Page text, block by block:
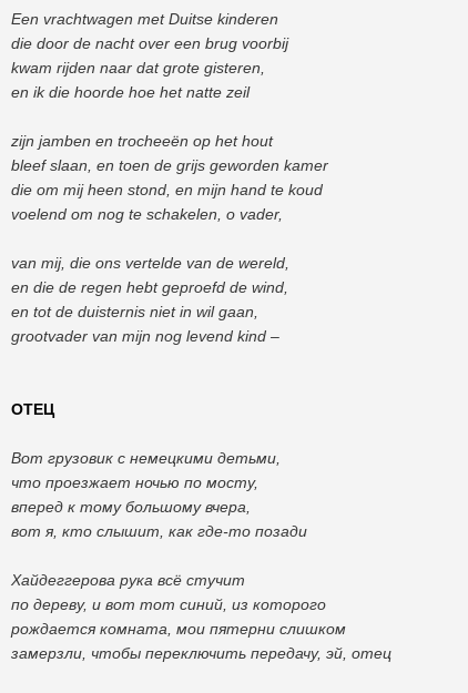
Een vrachtwagen met Duitse kinderen
die door de nacht over een brug voorbij
kwam rijden naar dat grote gisteren,
en ik die hoorde hoe het natte zeil
zijn jamben en trocheeën op het hout
bleef slaan, en toen de grijs geworden kamer
die om mij heen stond, en mijn hand te koud
voelend om nog te schakelen, o vader,
van mij, die ons vertelde van de wereld,
en die de regen hebt geproefd de wind,
en tot de duisternis niet in wil gaan,
grootvader van mijn nog levend kind –
ОТЕЦ
Вот грузовик с немецкими детьми,
что проезжает ночью по мосту,
вперед к тому большому вчера,
вот я, кто слышит, как где-то позади
Хайдеггерова рука всё стучит
по дереву, и вот тот синий, из которого
рождается комната, мои пятерни слишком
замерзли, чтобы переключить передачу, эй, отец